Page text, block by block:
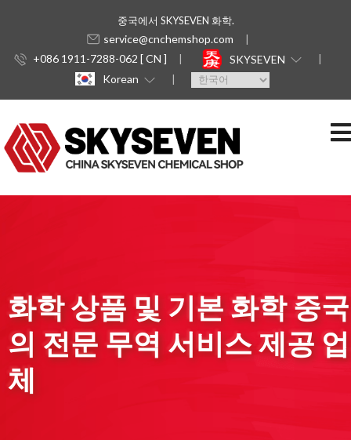
중국에서 SKYSEVEN 화학.
service@cnchemshop.com
+086 1911-7288-062 [ CN ]
SKYSEVEN
Korean
화학 상품 및 기본 화학 중국
의 전문 무역 서비스 제공 업
체